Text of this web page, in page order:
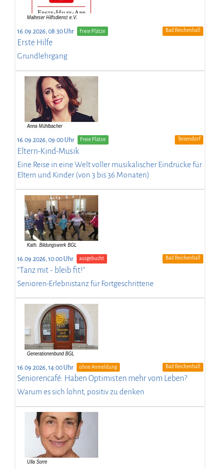
16.09.2026, 08:30 Uhr Freie Plätze Bad Reichenhall
Erste Hilfe
Grundlehrgang
16.09.2026, 09:00 Uhr Freie Plätze Teisendorf
Eltern-Kind-Musik
Eine Reise in eine Welt voller musikalischer Eindrücke für
Eltern und Kinder (von 3 bis 36 Monaten)
16.09.2026, 10:00 Uhr ausgebucht Bad Reichenhall
"Tanz mit - bleib fit!"
Senioren-Erlebnistanz für Fortgeschrittene
16.09.2026, 14:00 Uhr ohne Anmeldung Bad Reichenhall
Seniorencafé: Haben Optimisten mehr vom Leben?
Warum es sich lohnt, positiv zu denken